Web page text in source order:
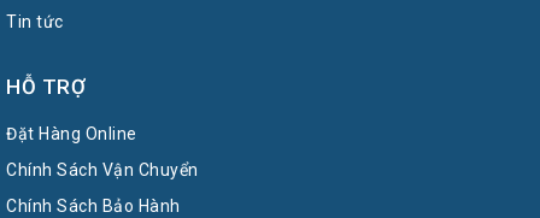
Tin tức
HỖ TRỢ
Đặt Hàng Online
Chính Sách Vận Chuyển
Chính Sách Bảo Hành